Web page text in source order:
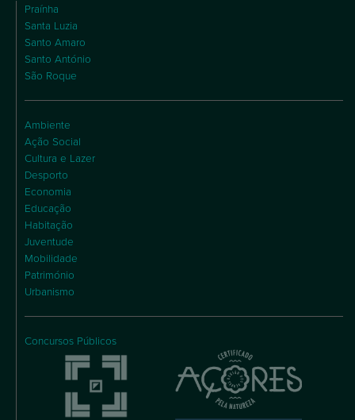
Praínha
Santa Luzia
Santo Amaro
Santo António
São Roque
Ambiente
Ação Social
Cultura e Lazer
Desporto
Economia
Educação
Habitação
Juventude
Mobilidade
Património
Urbanismo
Concursos Públicos